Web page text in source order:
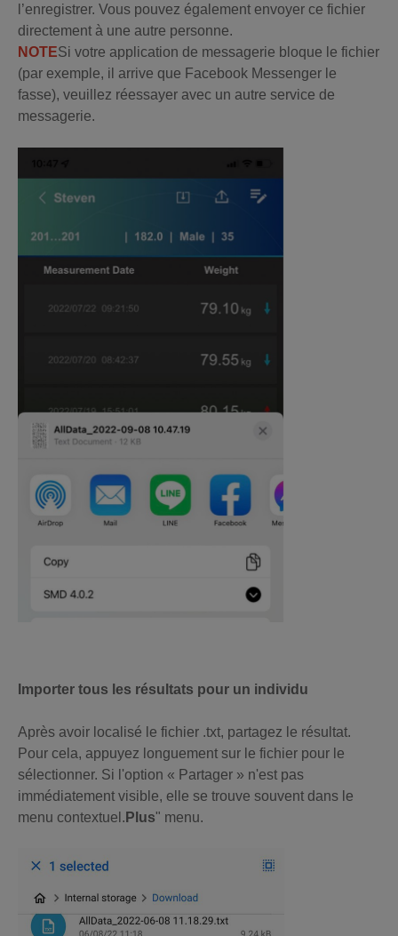
l’enregistrer. Vous pouvez également envoyer ce fichier
directement à une autre personne.
NOTESi votre application de messagerie bloque le fichier
(par exemple, il arrive que Facebook Messenger le
fasse), veuillez réessayer avec un autre service de
messagerie.
Importer tous les résultats pour un individu
Après avoir localisé le fichier .txt, partagez le résultat.
Pour cela, appuyez longuement sur le fichier pour le
sélectionner. Si l'option « Partager » n'est pas
immédiatement visible, elle se trouve souvent dans le
menu contextuel. Plus" menu.